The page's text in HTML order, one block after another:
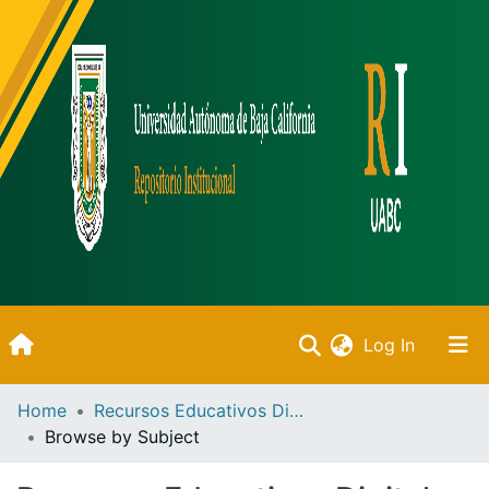
Log In(current)
Inicio
Communities & Collections
Home
Recursos Educativos Digitales
Browse by Subject